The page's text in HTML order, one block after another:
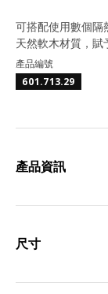
可搭配使用數個隔
天然軟木材質，
產品編號
601.713.29
產品資訊
尺寸